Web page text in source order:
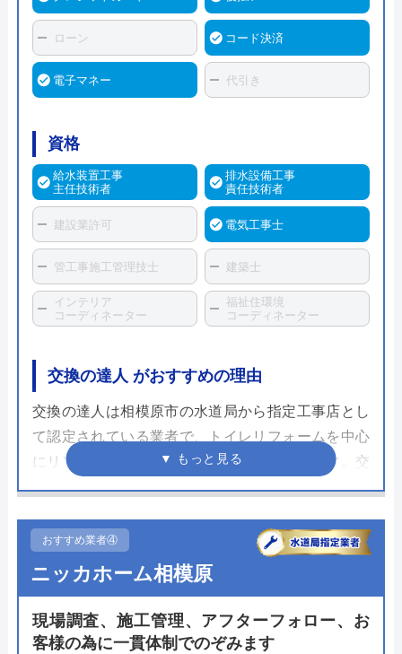
ローン コード決済
電子マネー 代引き
資格
給水装置工事
主任技術者
排水設備工事
責任技術者
建設業許可 電気工事士
管工事施工管理技士 建築士
インテリア
コーディネーター
福祉住環境
コーディネーター
交換の達人 がおすすめの理由
交換の達人は相模原市の水道局から指定工事店とし
て認定されている業者で、トイレリフォームを中心
にリフォーム業を営むプロフェッショナルです。交
換の達人はネット上で商品の選定から見積もり、さ
多くのユーザーに利用されています。
あらゆるメーカー、あらゆる住宅設備に精通してい
るためリフォームの規模を問わず依頼ができるのが
嬉しいポイントで、工事の際には多数の資格を所持
おすすめ業者④
ニッカホーム相模原
現場調査、施工管理、アフターフォロー、お
客様の為に一貫体制でのぞみます